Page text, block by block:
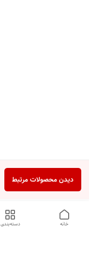
دیدن محصولات مرتبط
دسته‌بندی خانه